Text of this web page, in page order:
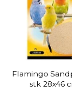
Flamingo
stk 28x46